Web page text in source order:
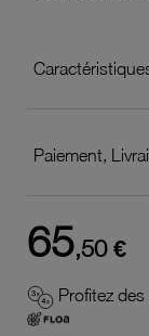
Paiement,
65,50 €
Profitez